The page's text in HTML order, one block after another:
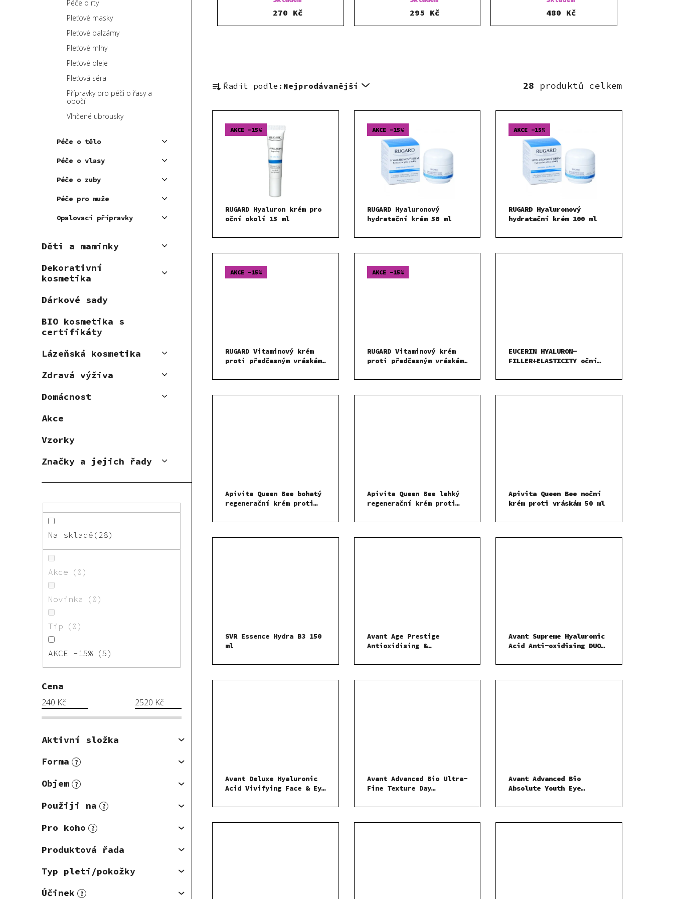
Péče o rty
Pleťové masky
Pleťové balzámy
Pleťové mlhy
Pleťové oleje
Pleťová séra
Přípravky pro péči o řasy a
obočí
Vlhčené ubrousky
Péče o tělo
Péče o vlasy
Péče o zuby
Péče pro muže
Opalovací přípravky
Děti a maminky
Dekorativní
kosmetika
Dárkové sady
BIO kosmetika s
certifikáty
Lázeňská kosmetika
Zdravá výživa
Domácnost
Akce
Vzorky
Značky a jejich řady
Na skladě 28
Akce 0
Novinka 0
Tip 0
AKCE -15% 5
Cena
240 Kč 2520 Kč
Aktivní složka
Forma
?
Objem ?
Použiji na ?
Pro koho ?
Produktová řada
Typ pleti/pokožky
Účinek
?
270 Kč 295 Kč 480 Kč
28
a
t
Řadit podle: Nejprodávanější
V
u
AKCE -15%
RUGARD Hyaluron krém pro
oční okolí 15 ml
AKCE -15%
RUGARD Hyaluronový
hydratační krém 50 ml
AKCE -15%
RUGARD Hyaluronový
hydratační krém 100 ml
AKCE -15%
RUGARD Vitaminový krém
proti předčasným vráskám
AKCE -15%
RUGARD Vitaminový krém
proti předčasným vráskám
EUCERIN HYALURON-
FILLER+ELASTICITY oční
Apivita Queen Bee bohatý
regenerační krém proti
Apivita Queen Bee lehký
regenerační krém proti
Apivita Queen Bee noční
krém proti vráskám 50 ml
SVR Essence Hydra B3 150
ml
Avant Age Prestige
Antioxidising &
detoxikační růžové
Avant Supreme Hyaluronic
Acid Anti-oxidising DUO
pleťový krém DUO s
Avant Deluxe Hyaluronic
Acid Vivifying Face & Eye
krém s kyselinou
Avant Advanced Bio Ultra-
Fine Texture Day
hydratační pleťový krém
Avant Advanced Bio
Absolute Youth Eye
15 ml